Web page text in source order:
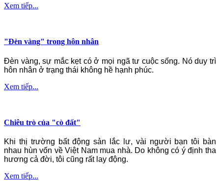
Xem tiếp...
"Đèn vàng" trong hôn nhân
Đèn vàng, sự mắc kẹt có ở mọi ngã tư cuộc sống. Nó duy trì
hôn nhân ở trạng thái không hề hạnh phúc.
Xem tiếp...
Chiêu trò của "cò đất"
Khi thị trường bất động sản lắc lư, vài người bạn tôi bàn
nhau hùn vốn về Việt Nam mua nhà. Do không có ý định tha
hương cả đời, tôi cũng rất lay động.
Xem tiếp...